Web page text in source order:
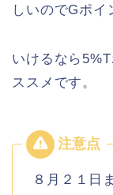
しいのでGポイ
いけるなら
ススメです。
８月２１日